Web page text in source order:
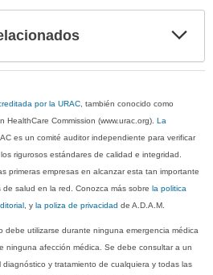
por la URAC, también conocido como
HealthCare Commission (www.urac.org).La
es un comité auditor independiente para verificar
rigurosos estándares de calidad e integridad.
primeras empresas en alcanzar esta tan importante
de salud en la red. Conozca más sobrela politica
, yla poliza de privacidad de A.D.A.M.
debe utilizarse durante ninguna emergencia médica
ninguna afección médica. Se debe consultar a un
y tratamiento de cualquiera y todas las